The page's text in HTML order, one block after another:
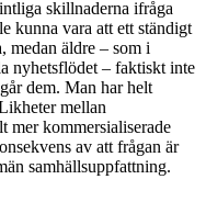
skillnaderna ifråga
kunna vara att ett ständigt
medan äldre – som i
nyhetsflödet – faktiskt inte
dem. Man har helt
mellan
mer kommersialiserade
av att frågan är
samhällsuppfattning.